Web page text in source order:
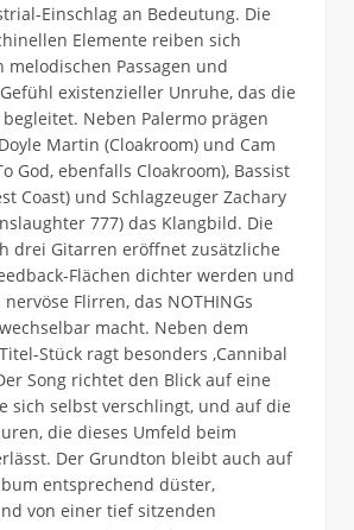
Einschlag an Bedeutung. Die
Elemente reiben sich
melodischen Passagen und
existenzieller Unruhe, das die
Neben Palermo prägen
Martin (Cloakroom) und Cam
God, ebenfalls Cloakroom), Bassist
Coast) und Schlagzeuger Zachary
777) das Klangbild. Die
drei Gitarren eröffnet zusätzliche
Flächen dichter werden und
Flirren, das NOTHINGs
macht. Neben dem
Stück ragt besonders ,Cannibal
Song richtet den Blick auf eine
sich selbst verschlingt, und auf die
die dieses Umfeld beim
Der Grundton bleibt auch auf
entsprechend düster,
von einer tief sitzenden